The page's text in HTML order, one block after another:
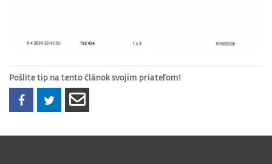
Pošlite tip na tento článok svojim priateľom!